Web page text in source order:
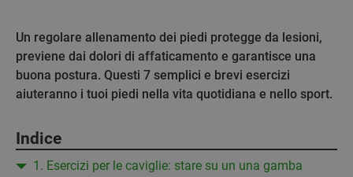
Un regolare allenamento dei piedi protegge da lesioni,
previene dai dolori di affaticamento e garantisce una
buona postura. Questi 7 semplici e brevi esercizi
aiuteranno i tuoi piedi nella vita quotidiana e nello sport.
Indice
1. Esercizi per le caviglie: stare su un una gamba